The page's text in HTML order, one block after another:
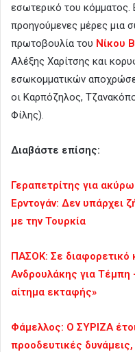
εσωτερικό του κόμματος.
προηγούμενες μέρες μια
πρωτοβουλία του Νίκου
Αλέξης Χαρίτσης και
εσωκομματικών
οι Καρπόζηλος,
Φίλης).
Διαβάστε επίσης:
Γεραπετρίτης για
Ερντογάν: Δεν υπάρχει
με την Τουρκία
ΠΑΣΟΚ: Σε διαφορετικό
Ανδρουλάκης για Τέμπη
αίτημα εκταφής»
Φάμελλος: Ο ΣΥΡΙΖΑ
προοδευτικές